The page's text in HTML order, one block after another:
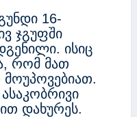
16-
ჯგუფში
ისიც
რომ მათ
მოუპოვებიათ.
დახურეს.